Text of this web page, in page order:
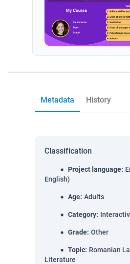
Metadata History
Classification
Project language:
English)
Age: Adults
Category:
Grade: Other
Topic: Romanian
Literature